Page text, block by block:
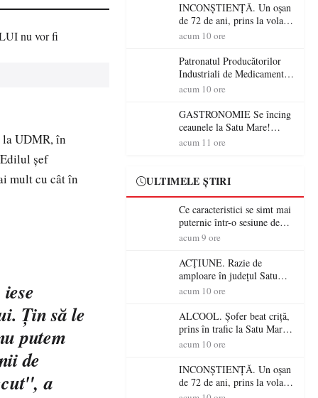
UDMR, în
şef
mult cu cât în
Ţin să le
putem
de
a
INCONȘTIENȚĂ. Un oșan
de 72 de ani, prins la volan
fără permis! Polițiștii l-au
acum 10 ore
Patronatul Producătorilor
Industriali de Medicamente
din România (PRIMER):
energie electrică a fabricilor
de medicamente va pune în
pericol accesul pacienților la
medicamente esențiale
acum 10 ore
GASTRONOMIE Se încing
ceaunele la Satu Mare!
Concursul „Veress Ádám”
jurat de renume
acum 11 ore
ULTIMELE ȘTIRI
Ce caracteristici se simt mai
puternic într-o sesiune de
distracție la sloturi online:
RTP?
acum 9 ore
ACȚIUNE. Razie de
amploare în județul Satu
Mare! Polițiștii au dat sute
șoferi fără permis într-o
singură zi
acum 10 ore
ALCOOL. Șofer beat criță,
prins în trafic la Satu Mare!
Alcoolemie uriașă
acum 10 ore
INCONȘTIENȚĂ. Un oșan
de 72 de ani, prins la volan
fără permis! Polițiștii l-au